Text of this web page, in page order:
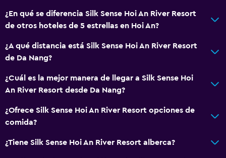
Ascensor disponible
Tina de baño adaptada
Plantas superiores accesibles por ascensor
Yukata (bata de baño japonesa)
¿En qué se diferencia Silk Sense Hoi An River Resort
de otros hoteles de 5 estrellas en Hoi An?
¿A qué distancia está Silk Sense Hoi An River Resort
de Da Nang?
¿Cuál es la mejor manera de llegar a Silk Sense Hoi
An River Resort desde Da Nang?
¿Ofrece Silk Sense Hoi An River Resort opciones de
comida?
¿Tiene Silk Sense Hoi An River Resort alberca?